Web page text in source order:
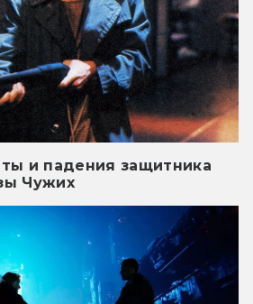
и падения защитника
Чужих